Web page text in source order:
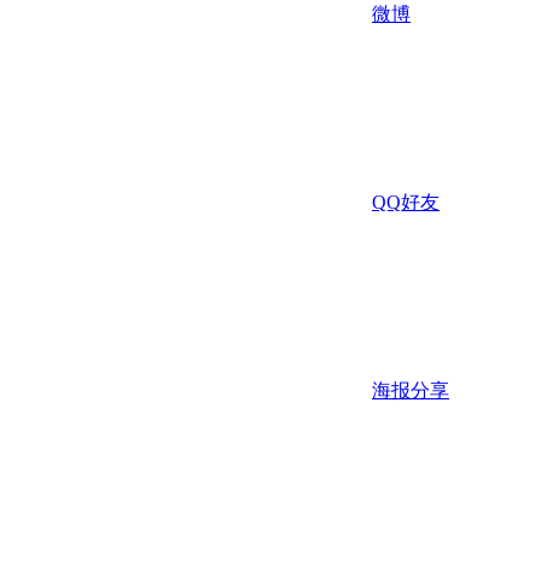
微博
QQ好友
海报分享